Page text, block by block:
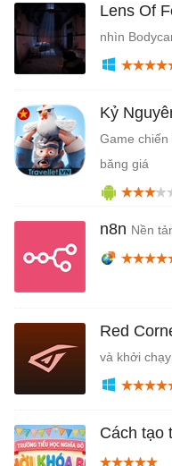
Lens Of
nhìn
Kỷ
Game
băng giá
n8n Nền
Red
và khởi
Cách tạo